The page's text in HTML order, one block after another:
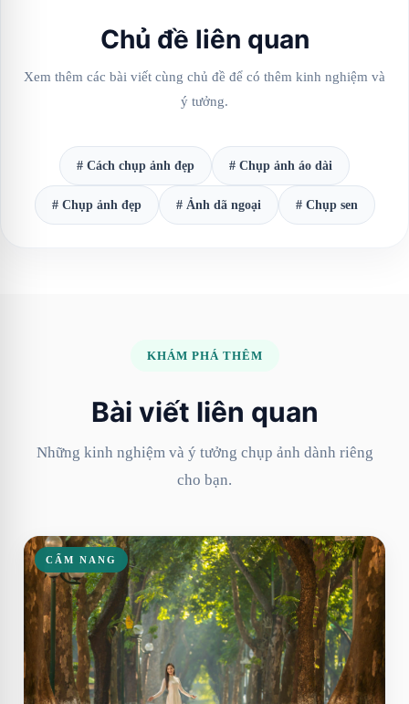
Chủ đề liên quan
Xem thêm các bài viết cùng chủ đề để có thêm kinh nghiệm và
ý tưởng.
# Cách chụp ảnh đẹp # Chụp ảnh áo dài
# Chụp ảnh đẹp # Ảnh dã ngoại # Chụp sen
KHÁM PHÁ THÊM
Bài viết liên quan
Những kinh nghiệm và ý tưởng chụp ảnh dành riêng
cho bạn.
CẨM NANG